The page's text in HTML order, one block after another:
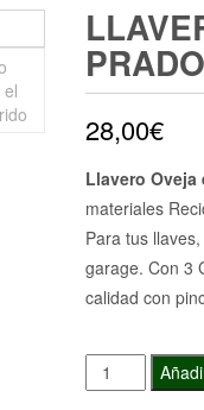
28,00€
Llavero
materiales
Para tus
garage. Con 3
calidad con
Llavero
Oveja